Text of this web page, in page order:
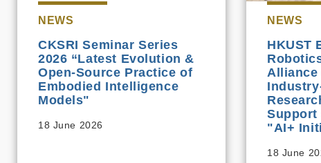
NEWS
CKSRI Seminar Series
2026 “Latest Evolution &
Open-Source Practice of
Embodied Intelligence
Models"
18 June 2026
NEWS
HKUST
Alliance
Support
"AI+
18 June